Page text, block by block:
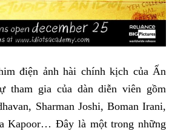
điện ảnh hài chính kịch của Ấn
tham gia của dàn diễn viên gồm
Sharman Joshi, Boman Irani,
Kapoor… Đây là một trong những